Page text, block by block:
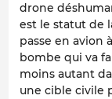
drone
est le statut de
passe en avion
bombe qui va
moins autant
une cible civile